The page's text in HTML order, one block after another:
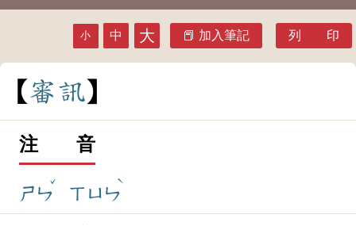
小 中 大 加入筆記 列 印
審訊
注 音
ㄕㄣ
ˇ
ㄒㄩㄣ
ˋ